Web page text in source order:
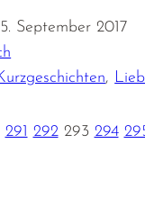
September 2017
,
291 292 293 294